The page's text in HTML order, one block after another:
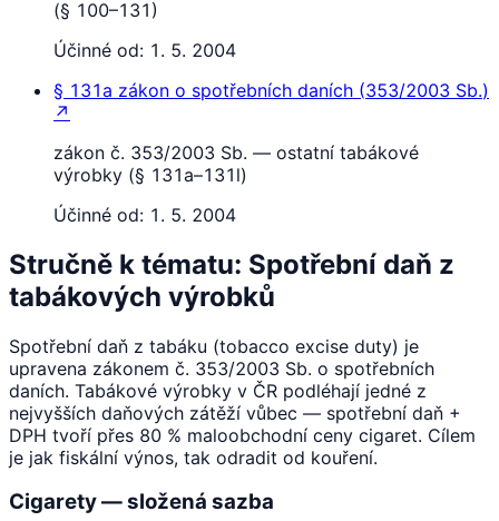
(§ 100–131)
Účinné od: 1. 5. 2004
§ 131a zákon o spotřebních daních (353/2003 Sb.)
↗
zákon č. 353/2003 Sb. — ostatní tabákové
výrobky (§ 131a–131l)
Účinné od: 1. 5. 2004
Stručně k tématu: Spotřební daň z
tabákových výrobků
Spotřební daň z tabáku (tobacco excise duty) je
upravena zákonem č. 353/2003 Sb. o spotřebních
daních. Tabákové výrobky v ČR podléhají jedné z
nejvyšších daňových zátěží vůbec — spotřební daň +
DPH tvoří přes 80 % maloobchodní ceny cigaret. Cílem
je jak fiskální výnos, tak odradit od kouření.
Cigarety — složená sazba